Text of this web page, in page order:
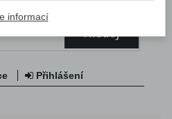
Hledej
Přihlášení
informací